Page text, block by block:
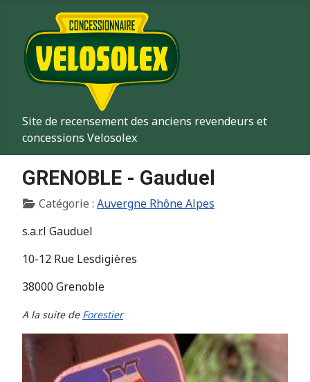
Site de recensement des anciens revendeurs et
concessions Velosolex
GRENOBLE - Gauduel
Détails
Catégorie : Auvergne Rhône Alpes
s.a.r.l Gauduel
10-12 Rue Lesdigières
38000 Grenoble
A la suite de Forestier